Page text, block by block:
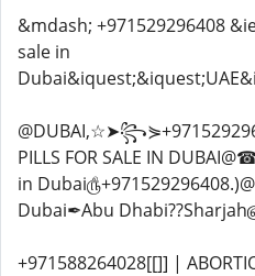
&mdash; +971529296408
sale in
PILLS FOR SALE IN
in
Dubai✒Abu
+971588264028[[]] |